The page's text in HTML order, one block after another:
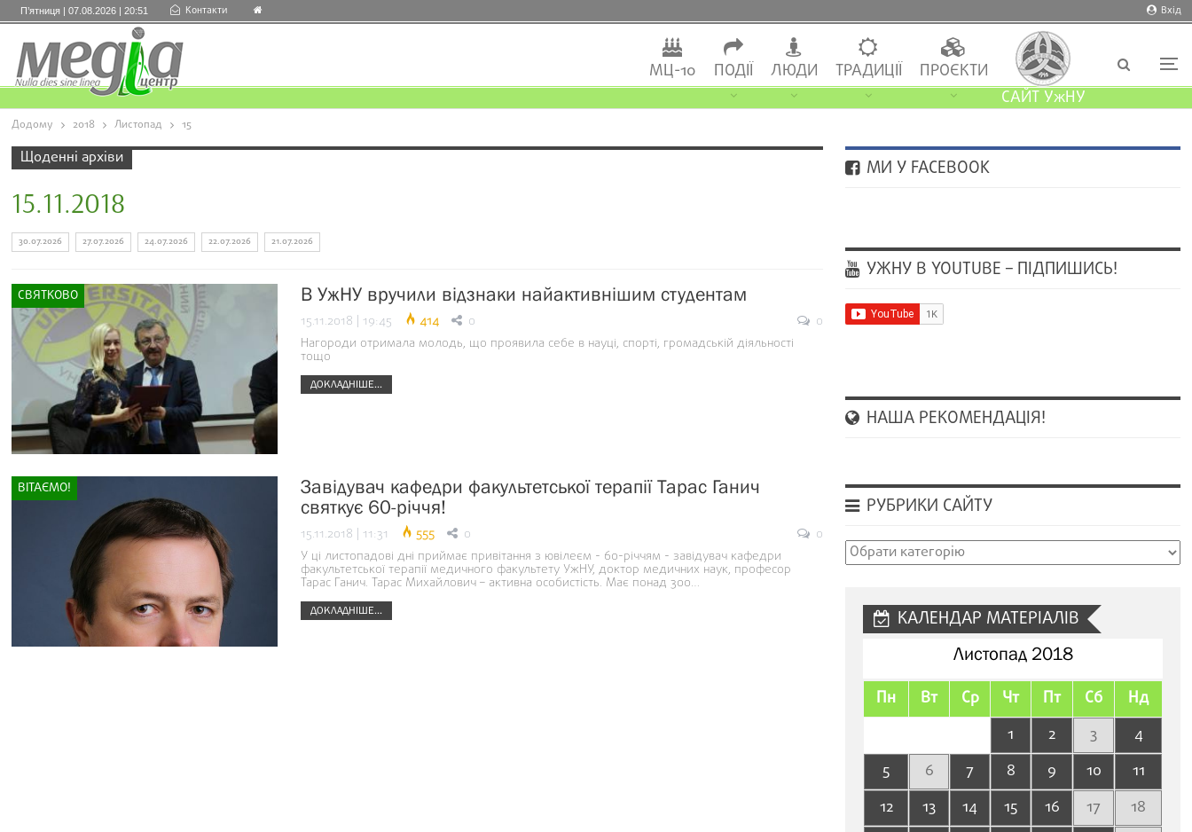
Вхід
П’ятниця | 07.08.2026 | 20:51 Контакти
МЦ-10 ПОДІЇ ЛЮДИ ТРАДИЦІЇ
ПРОЄКТИ
САЙТ УжНУ
Додому 2018 Листопад 15
Щоденні архіви
15.11.2018
30.07.2026 27.07.2026 24.07.2026 22.07.2026 21.07.2026
СВЯТКОВО В УжНУ вручили відзнаки найактивнішим студентам
15.11.2018 | 19:45 414 0
0
Нагороди отримала молодь, що проявила себе в науці, спорті, громадській діяльності
тощо
ДОКЛАДНІШЕ...
ВІТАЄМО!
Завідувач кафедри факультетської терапії Тарас Ганич
святкує 60-річчя!
15.11.2018 | 11:31 555 0
0
У ці листопадові дні приймає привітання з ювілеєм - 60-річчям - завідувач кафедри
факультетської терапії медичного факультету УжНУ, доктор медичних наук, професор
Тарас Ганич. Тарас Михайлович – активна особистість. Має понад 300…
ДОКЛАДНІШЕ...
МИ У FACEBOOK
УЖНУ В YOUTUBE – ПІДПИШИСЬ!
НАША РЕКОМЕНДАЦІЯ!
РУБРИКИ САЙТУ
Рубрики
КАЛЕНДАР МАТЕРІАЛІВ
Листопад 2018
Пн Вт Ср Чт Пт Сб Нд
1 2 3
4
5
6 7 8 9 10
11
12
13 14 15 16 17
18